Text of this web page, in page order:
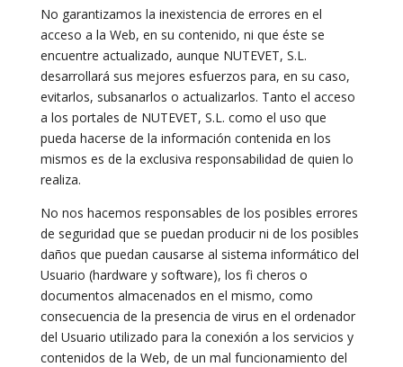
No garantizamos la inexistencia de errores en el
acceso a la Web, en su contenido, ni que éste se
encuentre actualizado, aunque NUTEVET, S.L.
desarrollará sus mejores esfuerzos para, en su caso,
evitarlos, subsanarlos o actualizarlos. Tanto el acceso
a los portales de NUTEVET, S.L. como el uso que
pueda hacerse de la información contenida en los
mismos es de la exclusiva responsabilidad de quien lo
realiza.
No nos hacemos responsables de los posibles errores
de seguridad que se puedan producir ni de los posibles
daños que puedan causarse al sistema informático del
Usuario (hardware y software), los fi cheros o
documentos almacenados en el mismo, como
consecuencia de la presencia de virus en el ordenador
del Usuario utilizado para la conexión a los servicios y
contenidos de la Web, de un mal funcionamiento del